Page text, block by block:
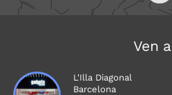
Ven
L'Illa Diagonal
Barcelona